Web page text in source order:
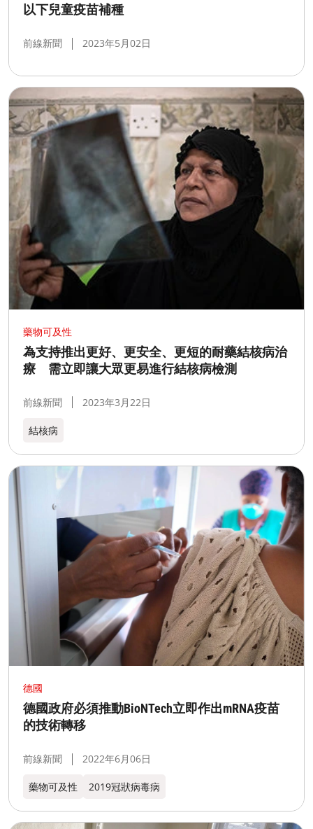
以下兒童疫苗補種
前線新聞 2023年5月02日
藥物可及性
為支持推出更好、更安全、更短的耐藥結核病治
療 需立即讓大眾更易進行結核病檢測
前線新聞 2023年3月22日
結核病
德國
德國政府必須推動BioNTech立即作出mRNA疫苗
的技術轉移
前線新聞 2022年6月06日
藥物可及性 2019冠狀病毒病